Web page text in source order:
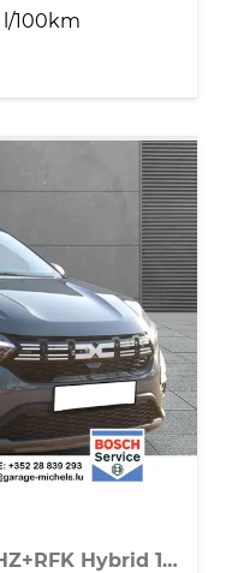
100km
Extreme+ 5-Sitzer Navi+SHZ+RFK Hybrid 140